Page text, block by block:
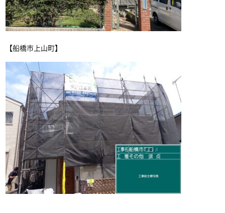
【船橋市上山町】